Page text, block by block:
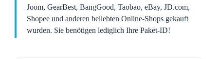
Joom, GearBest, BangGood, Taobao, eBay, JD.com,
Shopee und anderen beliebten Online-Shops gekauft
wurden. Sie benötigen lediglich Ihre Paket-ID!